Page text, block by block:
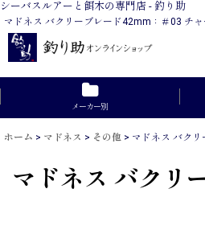
シーバスルアーと餌木の専門店 - 釣り助
マドネス バクリーブレード42mm：＃03 チ
メーカー別
ホーム > マドネス > その他 > マドネス バク
マドネス バクリ